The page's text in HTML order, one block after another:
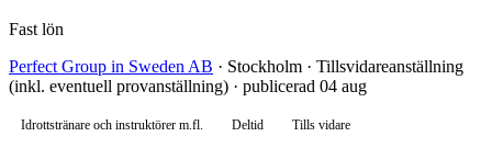
Fast lön
Perfect Group in Sweden AB · Stockholm · Tillsvidareanställning
(inkl. eventuell provanställning) · publicerad 04 aug
Idrottstränare och instruktörer m.fl. Deltid Tills vidare